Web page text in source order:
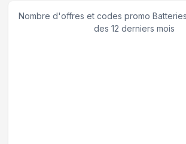
Nombre d'offres et codes promo
des 12 derniers mois